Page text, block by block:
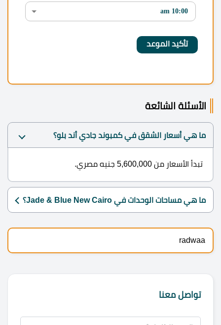
الأسئلة الشائعة
ما هي أسعار الشقق في كمبوند جادي أند بلو؟
تبدأ الأسعار من 5,600,000 جنيه مصري.
ما هي مساحات الوحدات في Jade & Blue New Cairo؟
radwaa
تواصل معنا